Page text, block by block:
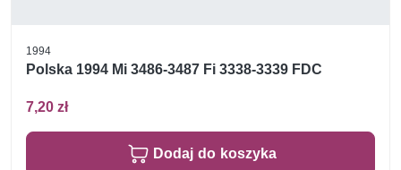
1994
Polska 1994 Mi 3486-3487 Fi 3338-3339 FDC
7,20 zł
Dodaj do koszyka